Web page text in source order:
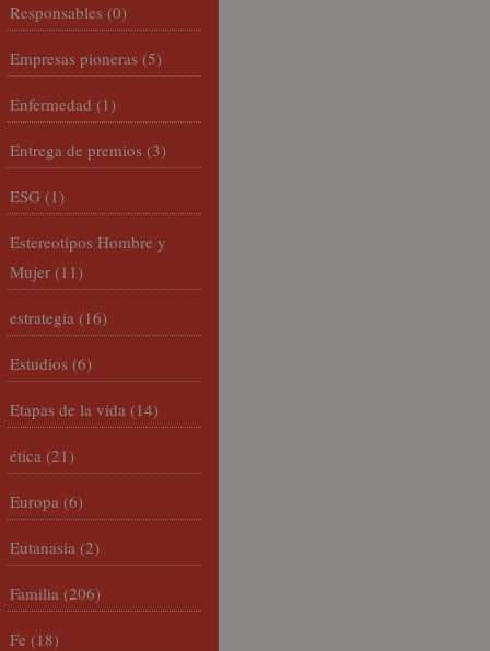
Responsables (0)
Empresas pioneras (5)
Enfermedad (1)
Entrega de premios (3)
ESG (1)
Estereotipos Hombre y
Mujer (11)
estrategia (16)
Estudios (6)
Etapas de la vida (14)
ética (21)
Europa (6)
Eutanasia (2)
Familia (206)
Fe (18)